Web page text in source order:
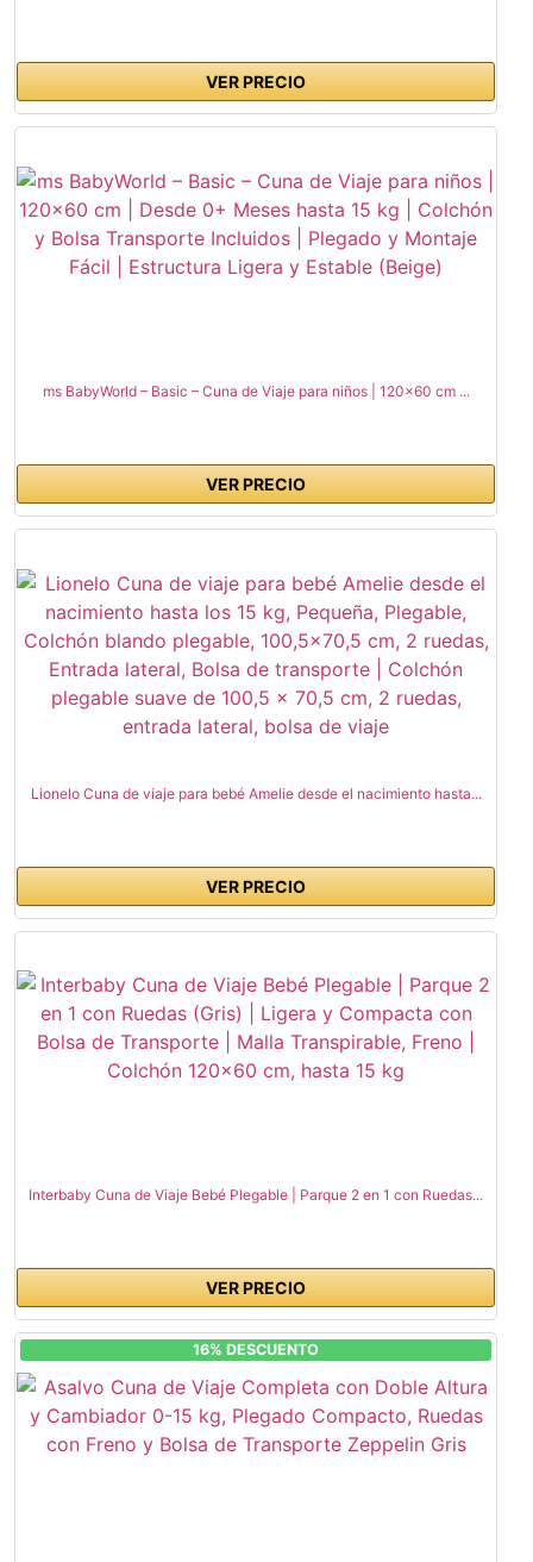
VER PRECIO
ms BabyWorld – Basic – Cuna de Viaje para niños | 120x60 cm ...
VER PRECIO
Lionelo Cuna de viaje para bebé Amelie desde el nacimiento hasta...
VER PRECIO
Interbaby Cuna de Viaje Bebé Plegable | Parque 2 en 1 con Ruedas...
VER PRECIO
16% DESCUENTO